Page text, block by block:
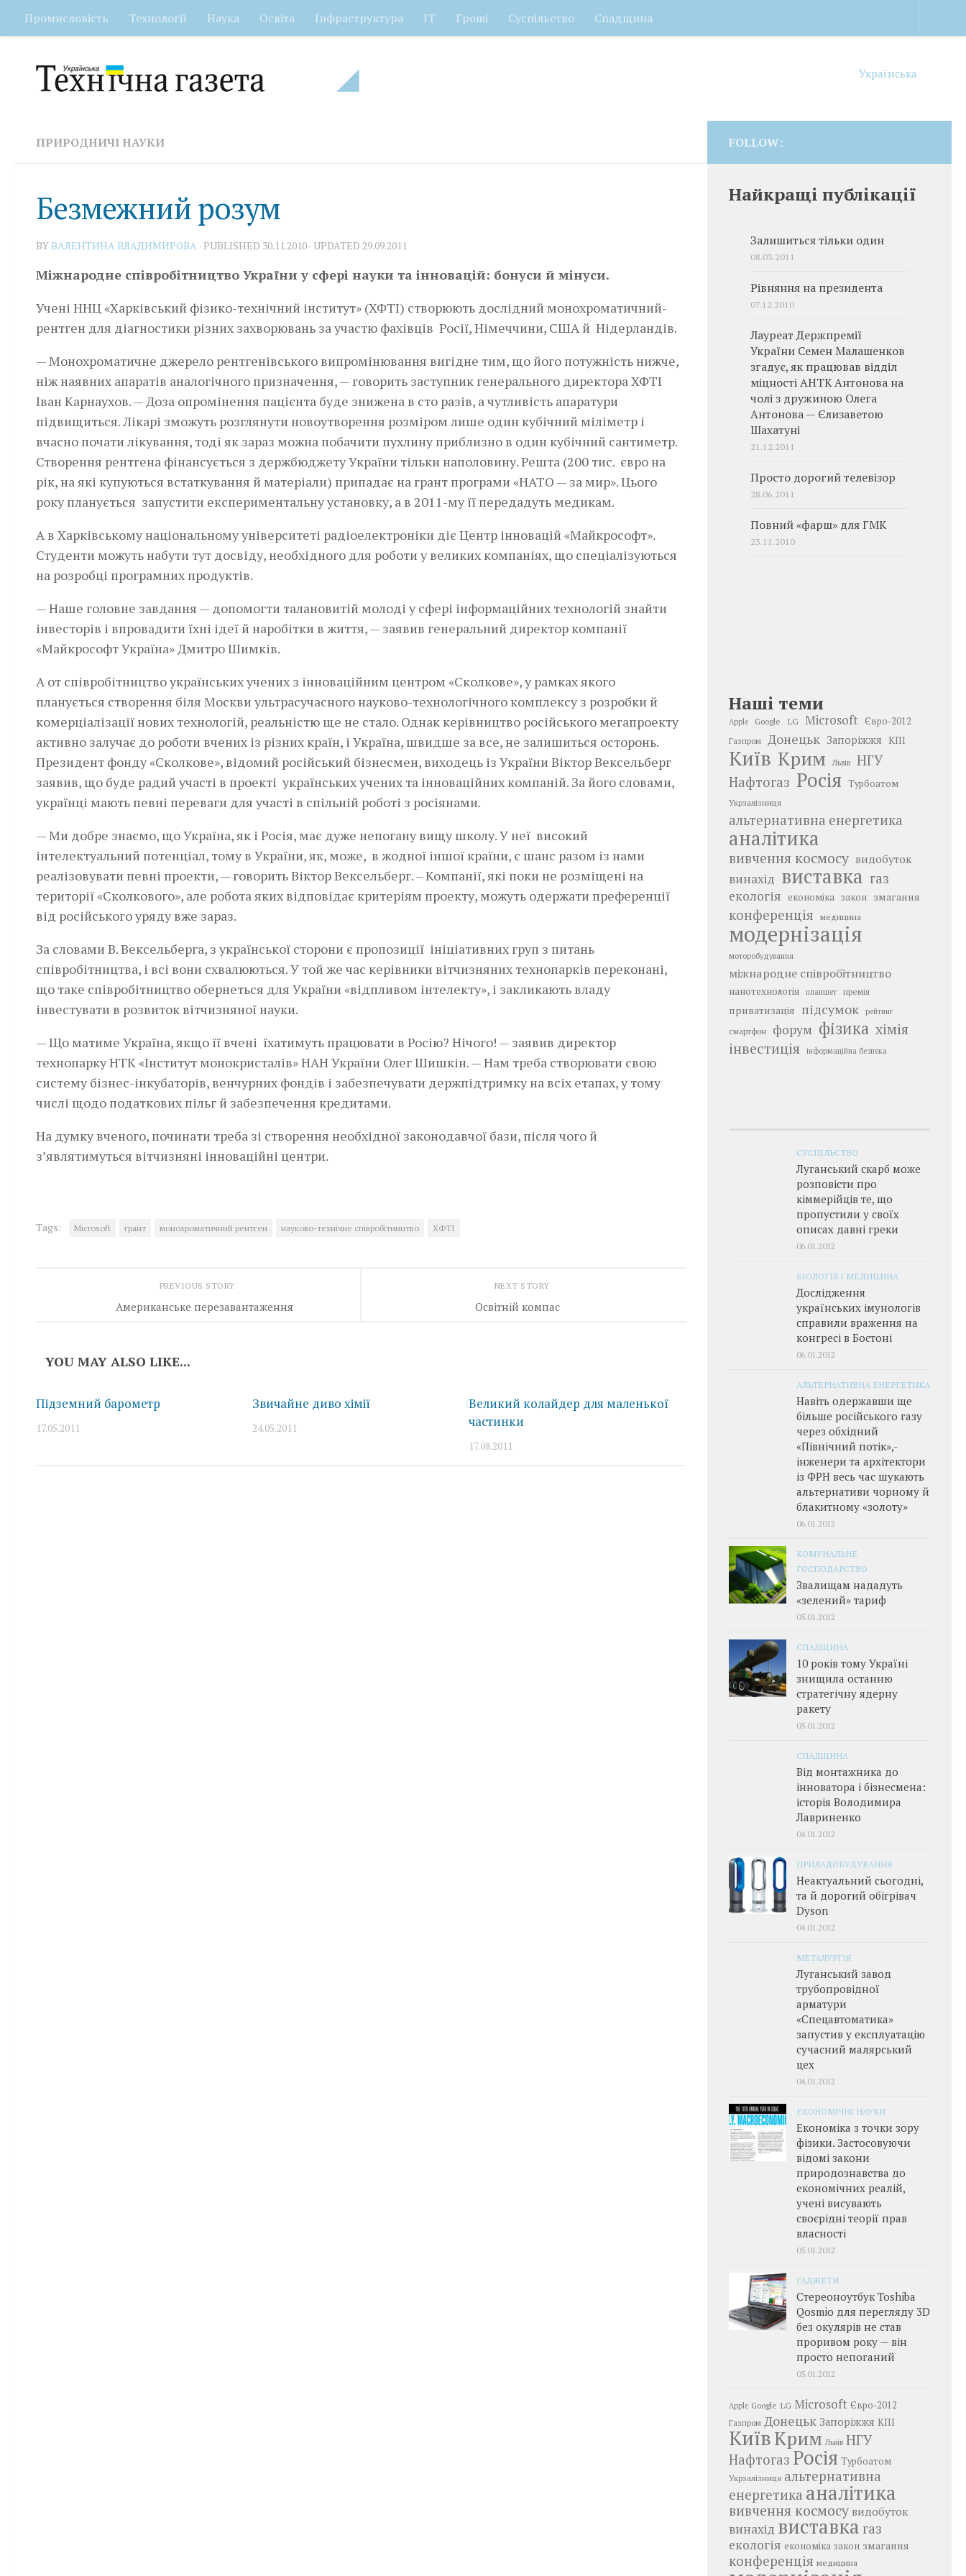
Skip to content
Промисловість Технології Наука Освіта Інфраструктура ІТ Гроші Суспільство Спадщина
Українська
ПРИРОДНИЧІ НАУКИ
Безмежний розум
BY ВАЛЕНТИНА ВЛАДИМИРОВА · PUBLISHED 30.11.2010 · UPDATED 29.09.2011
Міжнародне співробітництво України у сфері науки та інновацій: бонуси й мінуси.
Учені ННЦ «Харківський фізико-технічний інститут» (ХФТІ) створюють дослідний монохроматичний­
рентген для діагностики­ різних захворювань за участю фахівців Росії, Німеччини, США й Нідерландів.
— Монохроматичне джерело рентгенівського випромінювання вигідне тим, що його потужність нижче,
ніж наявних апаратів аналогічного призначення, — говорить заступник генерального директора ХФТІ
Іван Карнаухов. — Доза опромінення пацієнта буде знижена в сто разів, а чутливість апаратури
підвищиться. Лікарі зможуть розглянути новоутворення розміром лише один кубічний міліметр і
вчасно почати лікування, тоді як зараз можна побачити пухлину приблизно в один кубічний сантиметр.
Створення рентгена фінансується з держбюджету України тільки наполовину. Решта (200 тис. євро на
рік, на які купуються встаткування й матеріали) припадає на грант програми «НАТО — за мир». Цього
року планується запустити експериментальну установку, а в 2011-му її передадуть медикам.
А в Харківському національному університеті радіоелектроніки діє Центр інновацій «Майкрософт».
Студенти можуть набути тут досвіду, необхідного для роботи у великих компаніях, що спеціалізуються
на розробці програмних продуктів.
— Наше головне завдання — допомогти талановитій молоді у сфері інформаційних технологій знайти
інвесторів і впровадити їхні ідеї й наробітки в життя, — заявив генеральний директор компанії
«Майкрософт Україна» Дмитро Шимків.
А от співробітництво українських учених з інноваційним центром «Сколкове», у рамках якого
планується створення біля Москви ультрасучасного науково-технологічного комплексу з розробки й
комерціалізації нових технологій, реальністю ще не стало. Однак керівництво російського мегапроекту
активно залучає до роботи вчених із різних країн, і Україна, швидше за все, не залишиться осторонь.
Президент фонду «Сколкове», відомий російський бізнесмен, виходець із України Віктор Вексельберг
заявив, що буде радий участі в проекті українських учених та інноваційних компаній. За його словами,
українці мають певні переваги для участі в спільній роботі з росіянами.
— Ми добре знаємо, що Україна, як і Росія, має дуже непогану вищу школу. У неї високий
інтелектуальний потенціал, тому в України, як, може, в жодної іншої країни, є шанс разом із нами
реалізовувати певні проекти, — говорить Віктор Вексельберг. – Компанії, які поки не розміщені на
території «Сколкового», але робота яких відповідає критеріям проекту, можуть одержати преференції
від російського уряду вже зараз.
За словами В. Вексельберга, з української сторони є пропозиції ініціативних груп з питань
співробітництва, і всі вони схвалюються. У той же час керівники вітчизняних технопарків переконані,
що таке співробітництво обернеться для України «відпливом інтелекту», і закликають владу
інвестувати в розвиток вітчизняної науки.
— Що матиме Україна, якщо її вчені їхатимуть працювати в Росію? Нічого! — заявив директор
технопарку НТК «Інститут монокристалів» НАН України Олег Шишкін. — Нам треба створювати свою
систему бізнес-інкубаторів, венчурних фондів і забезпечувати держпідтримку на всіх етапах, у тому
числі щодо податкових пільг й забезпечення кредитами.
На думку вченого, починати треба зі створення необхідної законодавчої бази, після чого й
з’являтимуться вітчизняні інноваційні центри.
Tags: Microsoft грант монохроматичний рентген науково-технічне співробітництво ХФТІ
NEXT STORY
Освітній компас
PREVIOUS STORY
Американське перезавантаження
YOU MAY ALSO LIKE...
Підземний барометр
17.05.2011
Звичайне диво хімії
24.05.2011
Великий колайдер для маленької
частинки
17.08.2011
FOLLOW:
Найкращі публікації
Залишиться тільки один
08.03.2011
Рівняння на президента
07.12.2010
Лауреат Держпремії
України Семен Малашенков
згадує, як працював відділ
міцності АНТК Антонова на
чолі з дружиною Олега
Антонова — Єлизаветою
Шахатуні
21.12.2011
Просто дорогий телевізор
28.06.2011
Повний «фарш» для ГМК
23.11.2010
Наші теми
Apple Google LG Microsoft Євро-2012
Газпром Донецьк Запоріжжя КПІ
Київ Крим Львів
НГУ
Нафтогаз Росія Турбоатом
Укрзалізниця
альтернативна енергетика
аналітика
вивчення космосу видобуток
винахід виставка газ
екологія економіка закон змагання
конференція медицина
модернізація
моторобудування
міжнародне співробітництво
нанотехнологія планшет премія
приватизація підсумок рейтинг
смартфон форум фізика хімія
інвестиція інформаційна безпека
СУСПІЛЬСТВО
Луганський скарб може
розповісти про
кіммерійців те, що
пропустили у своїх
описах давні греки
06.01.2012
БІОЛОГІЯ І МЕДИЦИНА
Дослідження
українських імунологів
справили враження на
конгресі в Бостоні
06.01.2012
АЛЬТЕРНАТИВНА ЕНЕРГЕТИКА
Навіть одержавши ще
більше російського газу
через обхідний
«Північний потік»,­
інженери та архітектори
із ФРН весь час шукають
альтернативи чорному й
блакитному «золоту»
06.01.2012
КОМУНАЛЬНЕ
ГОСПОДАРСТВО
Звалищам нададуть
«зелений» тариф
05.01.2012
СПАДЩИНА
10 років тому Україні
знищила останню
стратегічну ядерну
ракету
05.01.2012
СПАДЩИНА
Від монтажника до
інноватора і бізнесмена:
історія Володимира
Лавриненко
04.01.2012
ПРИЛАДОБУДУВАННЯ
Неактуальний сьогодні,
та й дорогий обігрівач
Dyson
04.01.2012
МЕТАЛУРГІЯ
Луганський завод
трубопровідної
арматури
«Спецавтоматика»
запустив у експлуатацію
сучасний малярський
цех
04.01.2012
ЕКОНОМІЧНІ НАУКИ
Економіка з точки зору
фізики. Застосовуючи
відомі закони
природознавства до
економічних реалій,
учені висувають
своєрідні теорії прав
власності
05.01.2012
ГАДЖЕТИ
Стереоноутбук Toshiba
Qosmio для перегляду 3D
без окулярів не став
проривом року — він
просто непоганий
05.01.2012
Apple Google LG Microsoft Євро-2012
Газпром Донецьк Запоріжжя КПІ
КиївКрим Львів НГУ
Нафтогаз Росія Турбоатом
Укрзалізниця альтернативна
енергетика аналітика
вивчення космосу видобуток
винахід виставка газ
екологія економіка закон змагання
конференція медицина